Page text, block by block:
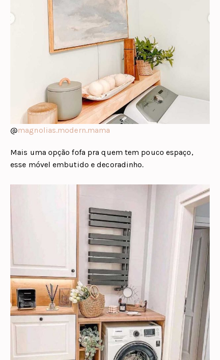
@magnolias.modern.mama
Mais uma opção fofa pra quem tem pouco espaço,
esse móvel embutido e decoradinho.